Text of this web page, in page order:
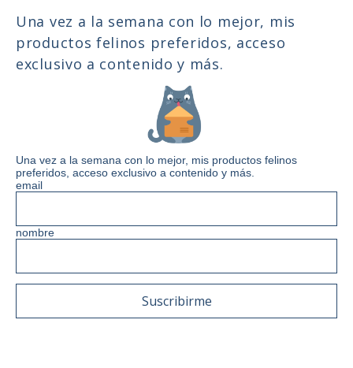
Una vez a la semana con lo mejor, mis
productos felinos preferidos, acceso
exclusivo a contenido y más.
Una vez a la semana con lo mejor, mis productos felinos
preferidos, acceso exclusivo a contenido y más.
email
nombre